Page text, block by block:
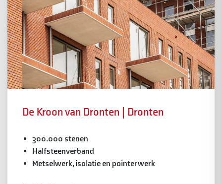
De Kroon van Dronten | Dronten
300.000 stenen
Halfsteenverband
Metselwerk, isolatie en pointerwerk